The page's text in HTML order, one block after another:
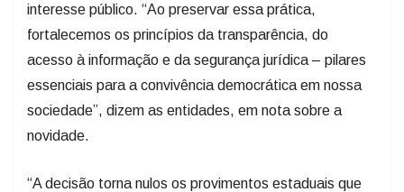
interesse público. “Ao preservar essa prática,
fortalecemos os princípios da transparência, do
acesso à informação e da segurança jurídica – pilares
essenciais para a convivência democrática em nossa
sociedade”, dizem as entidades, em nota sobre a
novidade.
“A decisão torna nulos os provimentos estaduais que